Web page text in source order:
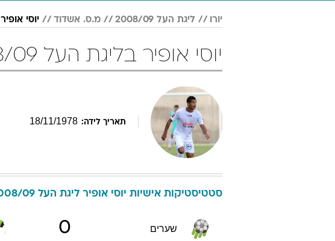
יורו ליגת העל 2008/09 מ.ס. אשדוד יוסי אופיר
יוסי אופיר בליגת העל 2008/09 כדורגל
תאריך לידה: 18/11/1978
סטטיסטיקות אישיות יוסי אופיר ליגת העל 2008/09
שערים 0